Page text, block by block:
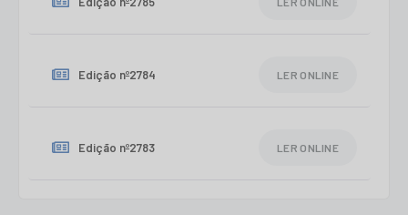
Edição nº2784 LER ONLINE
Edição nº2783 LER ONLINE